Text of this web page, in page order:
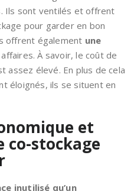
Ils sont ventilés et offrent
pour garder en bon
offrent également une
À savoir, le coût de
assez élevé. En plus de cela
éloignés, ils se situent en
et
co-stockage
inutilisé qu’un